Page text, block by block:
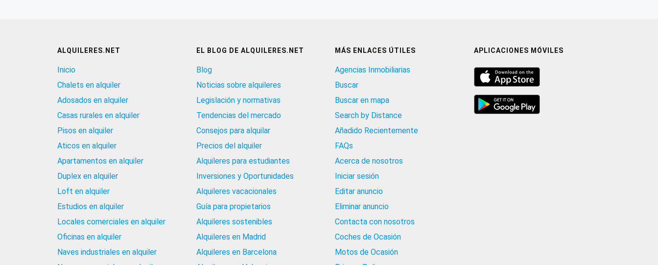
ALQUILERES.NET
Inicio
Chalets en alquiler
Adosados en alquiler
Casas rurales en alquiler
Pisos en alquiler
Aticos en alquiler
Apartamentos en alquiler
Duplex en alquiler
Loft en alquiler
Estudios en alquiler
Locales comerciales en alquiler
Oficinas en alquiler
Naves industriales en alquiler
EL BLOG DE ALQUILERES.NET
Blog
Noticias sobre alquileres
Legislación y normativas
Tendencias del mercado
Consejos para alquilar
Precios del alquiler
Alquileres para estudiantes
Inversiones y Oportunidades
Alquileres vacacionales
Guía para propietarios
Alquileres sostenibles
Alquileres en Madrid
Alquileres en Barcelona
MÁS ENLACES ÚTILES
Agencias Inmobiliarias
Buscar
Buscar en mapa
Search by Distance
Añadido Recientemente
FAQs
Acerca de nosotros
Iniciar sesión
Editar anuncio
Eliminar anuncio
Contacta con nosotros
Coches de Ocasión
Motos de Ocasión
APLICACIONES MÓVILES